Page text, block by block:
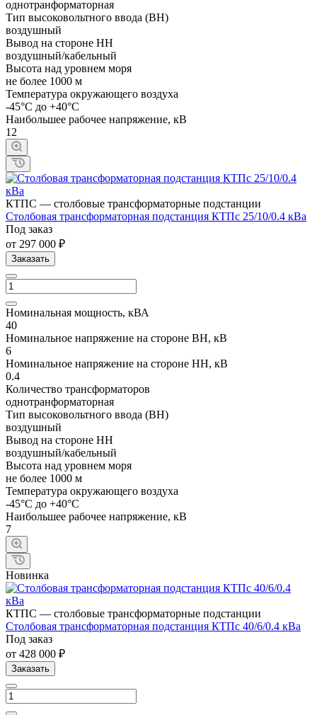
однотранформаторная
Тип высоковольтного ввода (ВН)
воздушный
Вывод на стороне НН
воздушный/кабельный
Высота над уровнем моря
не более 1000 м
Температура окружающего воздуха
-45°С до +40°С
Наибольшее рабочее напряжение, кВ
12
КТПС — столбовые трансформаторные подстанции
Cтолбовая трансформаторная подстанция КТПc 25/10/0.4 кВа
Под заказ
от 297 000 ₽
Заказать
Номинальная мощность, кВА
40
Номинальное напряжение на стороне ВН, кВ
6
Номинальное напряжение на стороне НН, кВ
0.4
Количество трансформаторов
однотранформаторная
Тип высоковольтного ввода (ВН)
воздушный
Вывод на стороне НН
воздушный/кабельный
Высота над уровнем моря
не более 1000 м
Температура окружающего воздуха
-45°С до +40°С
Наибольшее рабочее напряжение, кВ
7
Новинка
КТПС — столбовые трансформаторные подстанции
Cтолбовая трансформаторная подстанция КТПc 40/6/0.4 кВа
Под заказ
от 428 000 ₽
Заказать